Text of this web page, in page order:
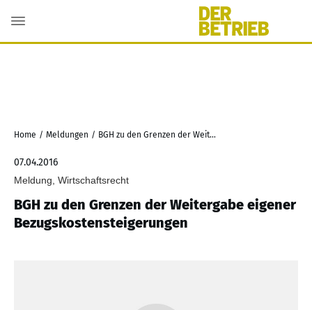
Home / Meldungen / BGH zu den Grenzen der Weitergabe eigener Bezugskostensteigerungen
07.04.2016
Meldung, Wirtschaftsrecht
BGH zu den Grenzen der Weitergabe eigener
Bezugskostensteigerungen